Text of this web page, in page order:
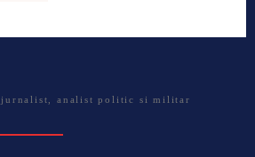
jurnalist, analist politic si militar